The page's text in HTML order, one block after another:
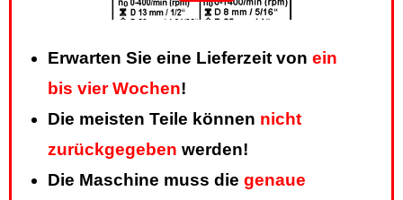
Erwarten Sie eine Lieferzeit von ein
bis vier Wochen!
Die meisten Teile können nicht
zurückgegeben werden!
Die Maschine muss die genaue